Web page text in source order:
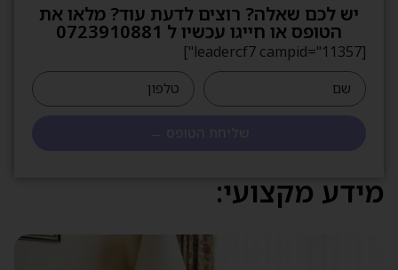
יש לכם שאלה? רוצים לדעת עוד? מלאו את
הטופס או חייגו עכשיו ל 0723910881
[leadercf7 campid="11357"]
מידע מקצועי: